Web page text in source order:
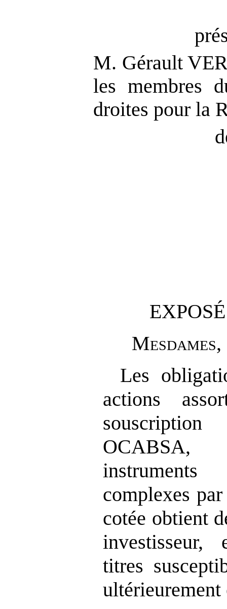
M. Gérault
les membres
droites pour la
Mesdames
Les
actions
OCABSA,
complexes
cotée obtient
investisseur,
titres
ultérieurement